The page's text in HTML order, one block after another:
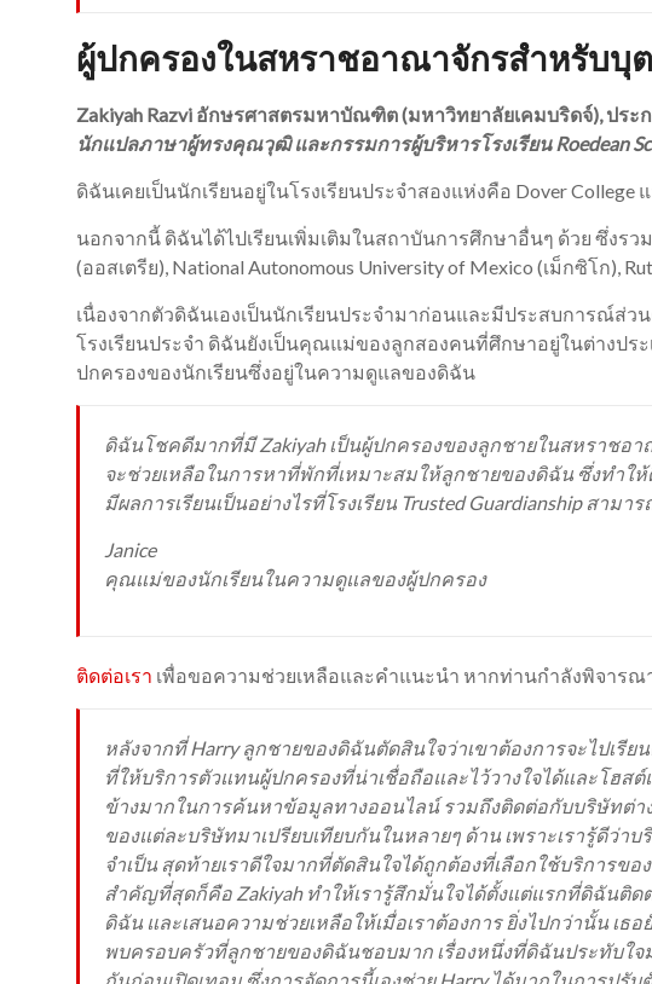
ผู้ปกครองในสหราชอาณาจักรสำหรับบุ
Zakiyah Razvi อักษรศาสตรมหาบัณฑิต (มหาวิทยาลัยเคมบริดจ์), ป
นักแปลภาษาผู้ทรงคุณวุฒิ และกรรมการผู้บริหารโรงเรียน Roedean
ดิฉันเคยเป็นนักเรียนอยู่ในโรงเรียนประจำสองแห่งคือ Dover
นอกจากนี้ ดิฉันได้ไปเรียนเพิ่มเติมในสถาบันการศึกษาอื่นๆ ด้วย ซึ่งรวม
(ออสเตรีย), National Autonomous University of Mexico (เม็กซิโก),
เนื่องจากตัวดิฉันเองเป็นนักเรียนประจำมาก่อนและมีประสบการณ์ส่
โรงเรียนประจำ ดิฉันยังเป็นคุณแม่ของลูกสองคนที่ศึกษาอยู่ในต่างปร
ปกครองของนักเรียนซึ่งอยู่ในความดูแลของดิฉัน
ดิฉันโชคดีมากที่มี Zakiyah เป็นผู้ปกครองของลูกชายในสหราชอา
จะช่วยเหลือในการหาที่พักที่เหมาะสมให้ลูกชายของดิฉัน ซึ่งทำใ
มีผลการเรียนเป็นอย่างไรที่โรงเรียน Trusted Guardianship สาม
Janice
คุณแม่ของนักเรียนในความดูแลของผู้ปกครอง
ติดต่อเรา เพื่อขอความช่วยเหลือและคำแนะนำ หากท่านกำลังพิจาร
หลังจากที่ Harry ลูกชายของดิฉันตัดสินใจว่าเขาต้องการจะไปเ
ที่ให้บริการตัวแทนผู้ปกครองที่น่าเชื่อถือและไว้วางใจได้และโฮส
ข้างมากในการค้นหาข้อมูลทางออนไลน์ รวมถึงติดต่อกับบริษัทต่
ของแต่ละบริษัทมาเปรียบเทียบกันในหลายๆ ด้าน เพราะเรารู้ดี
จำเป็น สุดท้ายเราดีใจมากที่ตัดสินใจได้ถูกต้องที่เลือกใช้บริการข
สำคัญที่สุดก็คือ Zakiyah ทำให้เรารู้สึกมั่นใจได้ตั้งแต่แรกที่ดิฉันติ
ดิฉัน และเสนอความช่วยเหลือให้เมื่อเราต้องการ ยิ่งไปกว่านั้น เ
พบครอบครัวที่ลูกชายของดิฉันชอบมาก เรื่องหนึ่งที่ดิฉันประทับใจ